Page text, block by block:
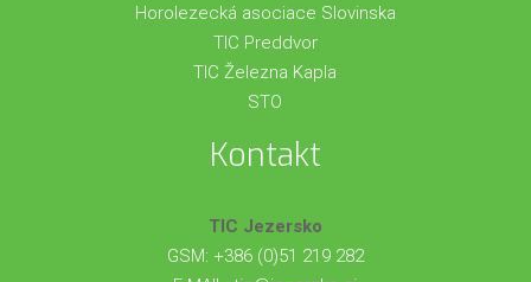
Horolezecká asociace Slovinska
TIC Preddvor
TIC Železna Kapla
STO
Kontakt
TIC Jezersko
GSM: +386 (0)51 219 282